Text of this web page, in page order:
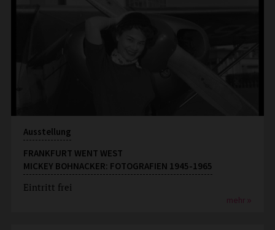
Ausstellung
FRANKFURT WENT WEST
MICKEY BOHNACKER: FOTOGRAFIEN 1945-1965
Eintritt frei
mehr